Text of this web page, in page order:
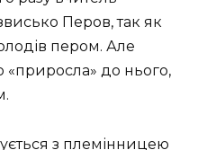
Перов, так як
пером. Але
«приросла» до нього,
з племінницею